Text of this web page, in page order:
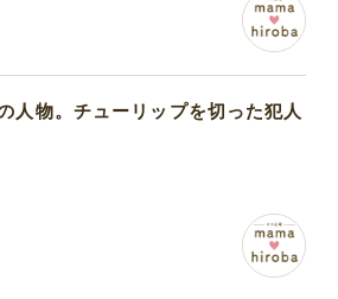
人物。チューリップを切った犯人